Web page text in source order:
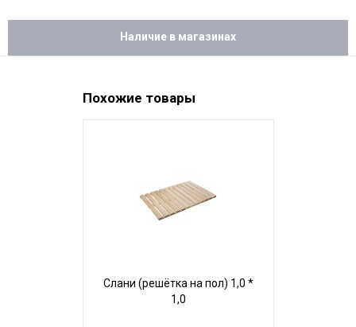
Наличие в магазинах
Похожие товары
Слани (решётка на пол) 1,0 *
1,0